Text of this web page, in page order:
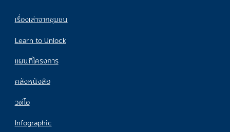
เรื่องเล่าจากชุมชน
Learn to Unlock
แผนที่โครงการ
คลังหนังสือ
วิดีโอ
Infographic